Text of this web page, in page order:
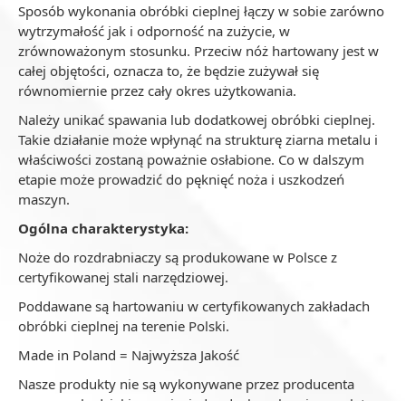
Sposób wykonania obróbki cieplnej łączy w sobie zarówno
wytrzymałość jak i odporność na zużycie, w
zrównoważonym stosunku. Przeciw nóż hartowany jest w
całej objętości, oznacza to, że będzie zużywał się
równomiernie przez cały okres użytkowania.
Należy unikać spawania lub dodatkowej obróbki cieplnej.
Takie działanie może wpłynąć na strukturę ziarna metalu i
właściwości zostaną poważnie osłabione. Co w dalszym
etapie może prowadzić do pęknięć noża i uszkodzeń
maszyn.
Ogólna charakterystyka:
Noże do rozdrabniaczy są produkowane w Polsce z
certyfikowanej stali narzędziowej.
Poddawane są hartowaniu w certyfikowanych zakładach
obróbki cieplnej na terenie Polski.
Made in Poland = Najwyższa Jakość
Nasze produkty nie są wykonywane przez producenta